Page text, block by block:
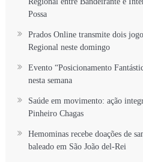
Possa
Prados Online transmite dois
Regional neste domingo
Evento “Posicionamento
nesta semana
Saúde em movimento: ação
Pinheiro Chagas
Hemominas recebe doações de
baleado em São João del-Rei